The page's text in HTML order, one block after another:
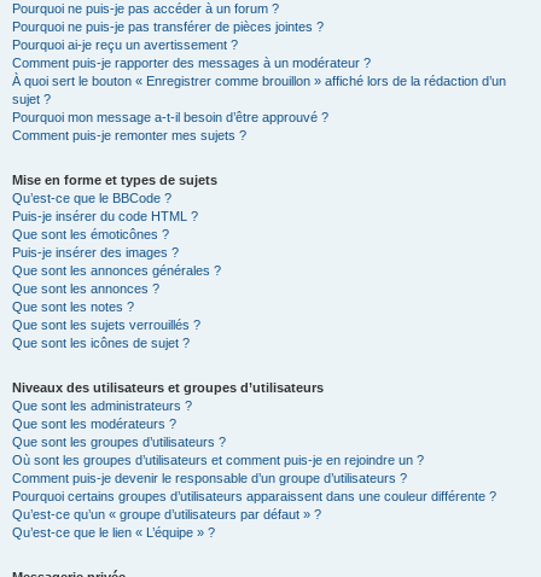
Pourquoi ne puis-je pas accéder à un forum ?
Pourquoi ne puis-je pas transférer de pièces jointes ?
Pourquoi ai-je reçu un avertissement ?
Comment puis-je rapporter des messages à un modérateur ?
À quoi sert le bouton « Enregistrer comme brouillon » affiché lors de la rédaction d’un
sujet ?
Pourquoi mon message a-t-il besoin d’être approuvé ?
Comment puis-je remonter mes sujets ?
Mise en forme et types de sujets
Qu’est-ce que le BBCode ?
Puis-je insérer du code HTML ?
Que sont les émoticônes ?
Puis-je insérer des images ?
Que sont les annonces générales ?
Que sont les annonces ?
Que sont les notes ?
Que sont les sujets verrouillés ?
Que sont les icônes de sujet ?
Niveaux des utilisateurs et groupes d’utilisateurs
Que sont les administrateurs ?
Que sont les modérateurs ?
Que sont les groupes d’utilisateurs ?
Où sont les groupes d’utilisateurs et comment puis-je en rejoindre un ?
Comment puis-je devenir le responsable d’un groupe d’utilisateurs ?
Pourquoi certains groupes d’utilisateurs apparaissent dans une couleur différente ?
Qu’est-ce qu’un « groupe d’utilisateurs par défaut » ?
Qu’est-ce que le lien « L’équipe » ?